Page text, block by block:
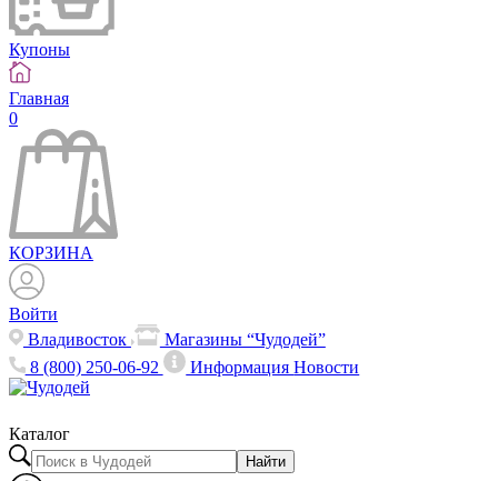
Купоны
Главная
0
КОРЗИНА
Войти
Владивосток
Магазины “Чудодей”
8 (800) 250-06-92
ИнформацияНовости
Каталог
Найти